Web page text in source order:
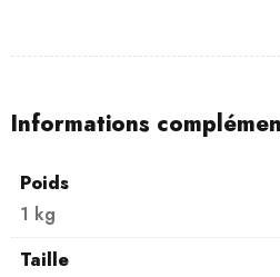
Informations
Poids
1 kg
Taille